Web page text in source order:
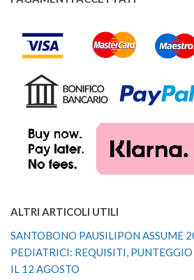
ALTRI ARTICOLI UTILI
SANTOBONO PAUSILIPON ASSUME
PEDIATRICI: REQUISITI,
IL 12 AGOSTO